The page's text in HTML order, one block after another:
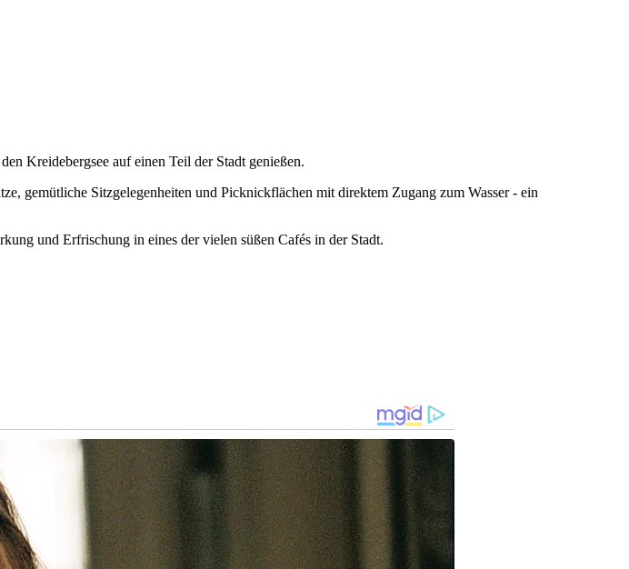
Kreidebergsee auf einen Teil der Stadt genießen.
gemütliche Sitzgelegenheiten und Picknickflächen mit direktem Zugang zum Wasser - ein
und Erfrischung in eines der vielen süßen Cafés in der Stadt.